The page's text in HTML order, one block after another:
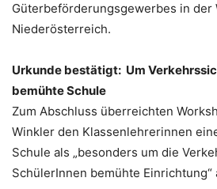
Güterbeförderungsgewerbes in der
Niederösterreich.
Urkunde bestätigt: Um
bemühte Schule
Zum Abschluss überreichten
Winkler den Klassenlehrerinnen
Schule als „besonders um die
SchülerInnen bemühte Einrichtung“